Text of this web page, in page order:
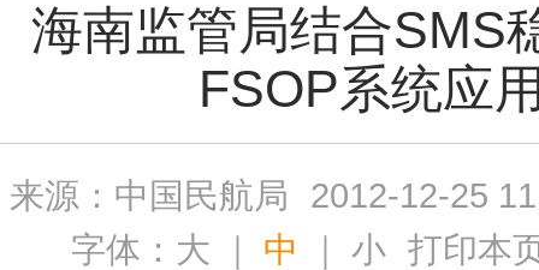
海南监管局结合SMS
FSOP系统应
来源：中国民航局
2012-12-25
字体： 大 ｜ 中 ｜小 打印本
盲
式